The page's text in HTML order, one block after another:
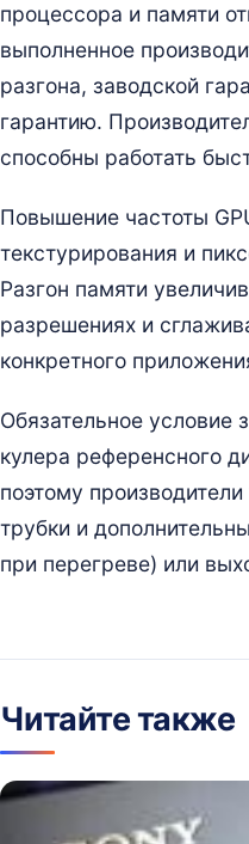
процессора и памяти
выполненное
разгона, заводской
гарантию.
способны работать
Повышение частоты
текстурирования и
Разгон памяти
разрешениях и
конкретного
Обязательное условие
кулера референсного
поэтому
трубки и
при перегреве) или
Читайте также